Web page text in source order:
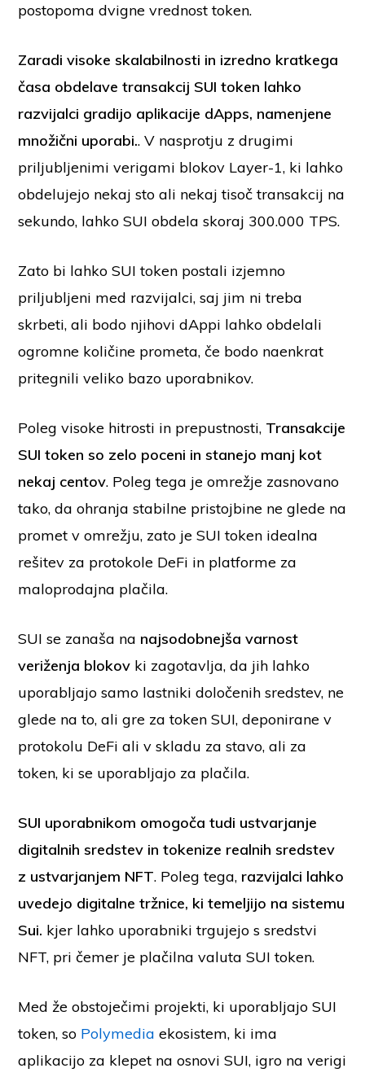
postopoma dvigne vrednost token.
Zaradi visoke skalabilnosti in izredno kratkega
časa obdelave transakcij SUI token lahko
razvijalci gradijo aplikacije dApps, namenjene
množični uporabi.. V nasprotju z drugimi
priljubljenimi verigami blokov Layer-1, ki lahko
obdelujejo nekaj sto ali nekaj tisoč transakcij na
sekundo, lahko SUI obdela skoraj 300.000 TPS.
Zato bi lahko SUI token postali izjemno
priljubljeni med razvijalci, saj jim ni treba
skrbeti, ali bodo njihovi dAppi lahko obdelali
ogromne količine prometa, če bodo naenkrat
pritegnili veliko bazo uporabnikov.
Poleg visoke hitrosti in prepustnosti, Transakcije
SUI token so zelo poceni in stanejo manj kot
nekaj centov. Poleg tega je omrežje zasnovano
tako, da ohranja stabilne pristojbine ne glede na
promet v omrežju, zato je SUI token idealna
rešitev za protokole DeFi in platforme za
maloprodajna plačila.
SUI se zanaša na najsodobnejša varnost
veriženja blokov ki zagotavlja, da jih lahko
uporabljajo samo lastniki določenih sredstev, ne
glede na to, ali gre za token SUI, deponirane v
protokolu DeFi ali v skladu za stavo, ali za
token, ki se uporabljajo za plačila.
SUI uporabnikom omogoča tudi ustvarjanje
digitalnih sredstev in tokenize realnih sredstev
z ustvarjanjem NFT. Poleg tega, razvijalci lahko
uvedejo digitalne tržnice, ki temeljijo na sistemu
Sui. kjer lahko uporabniki trgujejo s sredstvi
NFT, pri čemer je plačilna valuta SUI token.
Med že obstoječimi projekti, ki uporabljajo SUI
token, so Polymedia ekosistem, ki ima
aplikacijo za klepet na osnovi SUI, igro na verigi